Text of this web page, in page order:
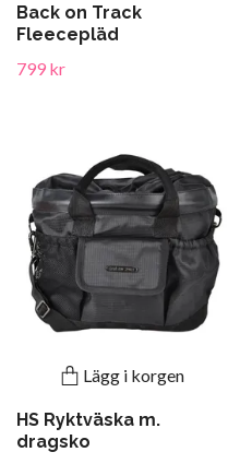
Back on Track
Fleecepläd
799 kr
Lägg i korgen
HS Ryktväska m.
dragsko